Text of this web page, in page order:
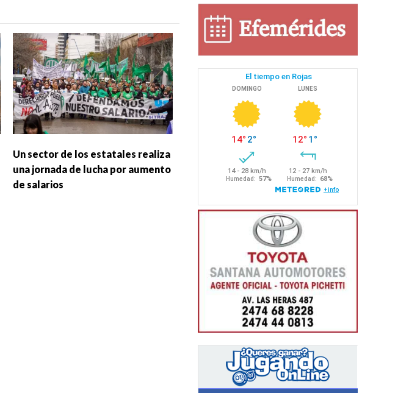
Un sector de los estatales realiza
una jornada de lucha por aumento
de salarios